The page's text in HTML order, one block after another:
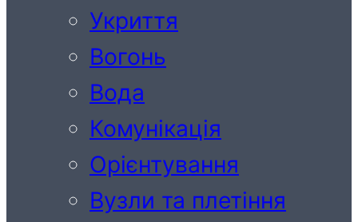
Укриття
Вогонь
Вода
Комунікація
Орієнтування
Вузли та плетіння